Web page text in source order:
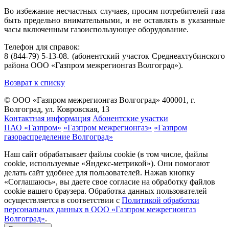
Во избежание несчастных случаев, просим потребителей газа
быть предельно внимательными, и не оставлять в указанные
часы включенным газоиспользующее оборудование.
Телефон для справок:
8 (844-79) 5-13-08. (абонентский участок Среднеахтубинского
района ООО «Газпром межрегионгаз Волгоград»).
Возврат к списку
© ООО «Газпром межрегионгаз Волгоград» 400001, г.
Волгоград, ул. Ковровская, 13
Контактная информация Абонентские участки
ПАО «Газпром» «Газпром межрегионгаз» «Газпром
газораспределение Волгоград»
Наш сайт обрабатывает файлы cookie (в том числе, файлы
cookie, используемые «Яндекс-метрикой»). Они помогают
делать сайт удобнее для пользователей. Нажав кнопку
«Соглашаюсь», вы даете свое согласие на обработку файлов
cookie вашего браузера. Обработка данных пользователей
осуществляется в соответствии с Политикой обработки
персональных данных в ООО «Газпром межрегионгаз
Волгоград».